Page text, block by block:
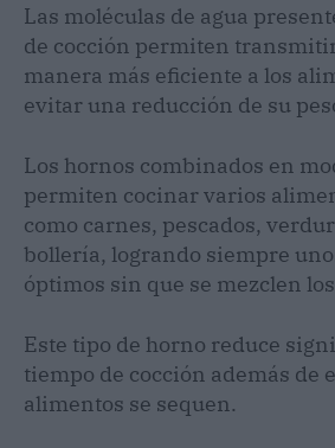
Las moléculas de agua
de cocción permiten
manera más eficiente a los
evitar una reducción de su
Los hornos combinados en
permiten cocinar varios
como carnes, pescados,
bollería, logrando siempre
óptimos sin que se mezclen
Este tipo de horno reduce
tiempo de cocción además de
alimentos se sequen.